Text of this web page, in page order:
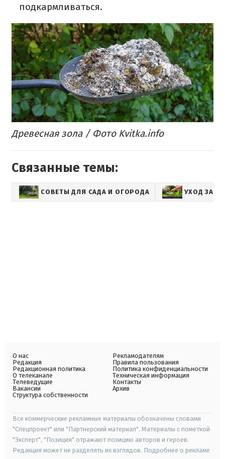
подкармливаться.
Древесная зола / Фото Kvitka.info
Связанные темы:
СОВЕТЫ ДЛЯ САДА И ОГОРОДА УХОД ЗА
О нас
Редакция
Редакционная политика
О телеканале
Телеведущие
Вакансии
Структура собственности
Рекламодателям
Правила пользования
Политика конфиденциальности
Техническая информация
Контакты
Архив
Все коммерческие рекламные материалы обозначены словами
"Спецпроект" или "Партнерский материал". Материалы с пометкой
"Эксперт", "Позиция" отражают позицию авторов и героев.
Редакция может не разделять их взглядов. Подробнее о рекламе